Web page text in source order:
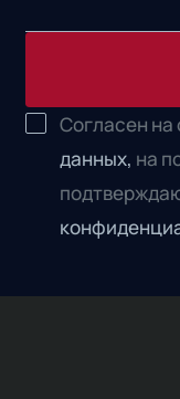
Согласен на
данных, на